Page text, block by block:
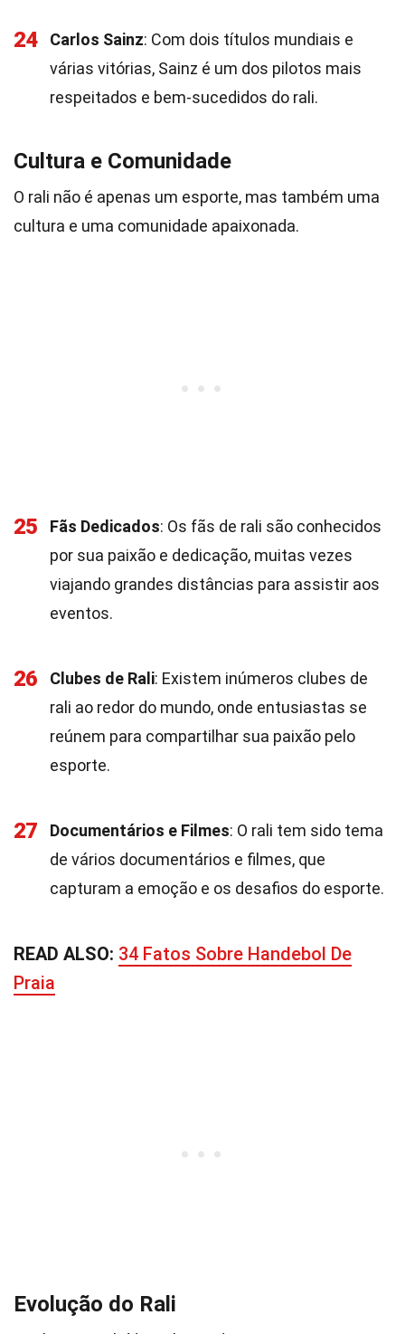
24 Carlos Sainz: Com dois títulos mundiais e
várias vitórias, Sainz é um dos pilotos mais
respeitados e bem-sucedidos do rali.
Cultura e Comunidade
O rali não é apenas um esporte, mas também uma
cultura e uma comunidade apaixonada.
25 Fãs Dedicados: Os fãs de rali são conhecidos
por sua paixão e dedicação, muitas vezes
viajando grandes distâncias para assistir aos
eventos.
26 Clubes de Rali: Existem inúmeros clubes de
rali ao redor do mundo, onde entusiastas se
reúnem para compartilhar sua paixão pelo
esporte.
27 Documentários e Filmes: O rali tem sido tema
de vários documentários e filmes, que
capturam a emoção e os desafios do esporte.
READ ALSO: 34 Fatos Sobre Handebol De
Praia
Evolução do Rali